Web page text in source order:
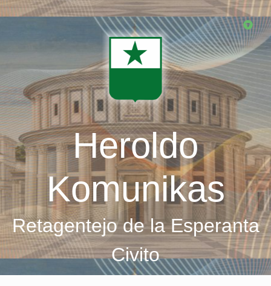
Skip
Heroldo
Komunikas
Retagentejo de la Esperanta
Civito